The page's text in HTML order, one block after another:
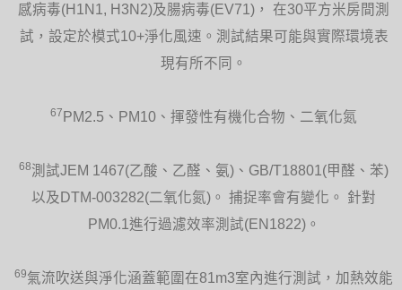
感病毒(H1N1, H3N2)及腸病毒(EV71)， 在30平方米房間測
試，設定於模式10+淨化風速。測試結果可能與實際環境表
現有所不同。
67 PM2.5、PM10、揮發性有機化合物、二氧化氮
68測試JEM 1467(乙酸、乙醛、氨)、GB/T18801(甲醛、苯)
以及DTM-003282(二氧化氮)。 捕捉率會有變化。 針對
PM0.1進行過濾效率測試(EN1822)。
69氣流吹送與淨化涵蓋範圍在81m3室內進行測試，加熱效能